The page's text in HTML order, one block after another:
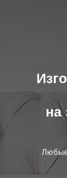
на